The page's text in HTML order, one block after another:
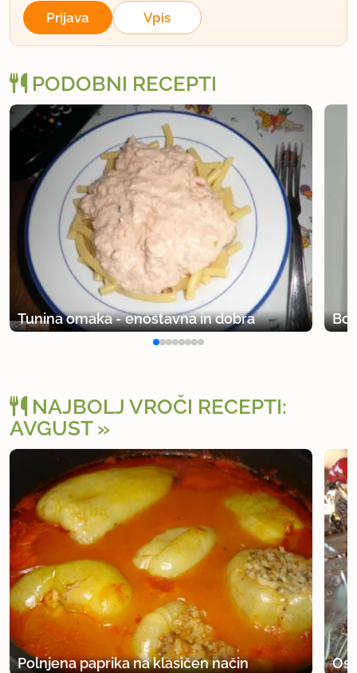
uporabno
Prijava Vpis
PODOBNI RECEPTI
Tunina omaka - enostavna in dobra
NAJBOLJ VROČI RECEPTI:
AVGUST
Polnjena paprika na klasičen način